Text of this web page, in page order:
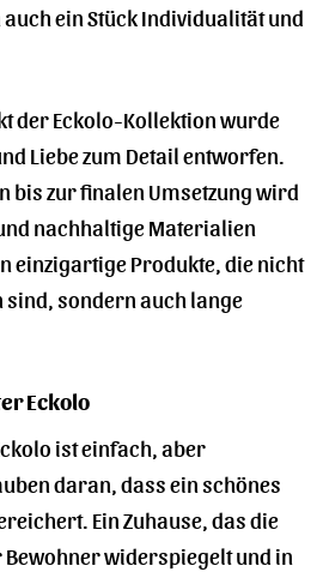
ein Stück Individualität und
der Eckolo-Kollektion wurde
Liebe zum Detail entworfen.
bis zur finalen Umsetzung wird
nachhaltige Materialien
einzigartige Produkte, die nicht
sind, sondern auch lange
Eckolo
ist einfach, aber
daran, dass ein schönes
Ein Zuhause, das die
widerspiegelt und in